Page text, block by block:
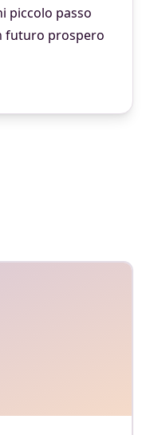
piccolo passo
futuro prospero